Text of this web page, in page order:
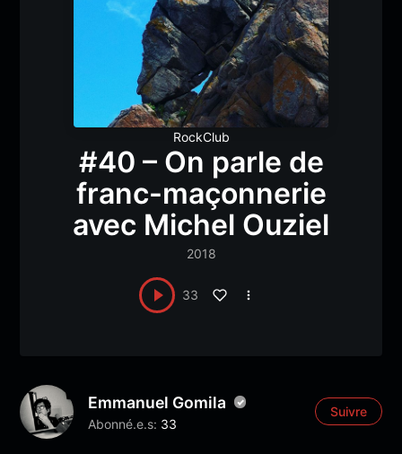
RockClub
#40 – On parle de
franc-maçonnerie
avec Michel Ouziel
2018
33
Emmanuel Gomila
Abonné.e.s: 33
Suivre